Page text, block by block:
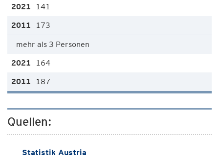
141
173
mehr als 3 Personen
164
187
Quellen:
Statistik Austria